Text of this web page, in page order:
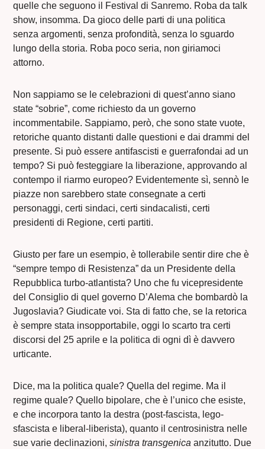
quelle che seguono il Festival di Sanremo. Roba da talk
show, insomma. Da gioco delle parti di una politica
senza argomenti, senza profondità, senza lo sguardo
lungo della storia. Roba poco seria, non giriamoci
attorno.
Non sappiamo se le celebrazioni di quest’anno siano
state “sobrie”, come richiesto da un governo
incommentabile. Sappiamo, però, che sono state vuote,
retoriche quanto distanti dalle questioni e dai drammi del
presente. Si può essere antifascisti e guerrafondai ad un
tempo? Si può festeggiare la liberazione, approvando al
contempo il riarmo europeo? Evidentemente sì, sennò le
piazze non sarebbero state consegnate a certi
personaggi, certi sindaci, certi sindacalisti, certi
presidenti di Regione, certi partiti.
Giusto per fare un esempio, è tollerabile sentir dire che è
“sempre tempo di Resistenza” da un Presidente della
Repubblica turbo-atlantista? Uno che fu vicepresidente
del Consiglio di quel governo D’Alema che bombardò la
Jugoslavia? Giudicate voi. Sta di fatto che, se la retorica
è sempre stata insopportabile, oggi lo scarto tra certi
discorsi del 25 aprile e la politica di ogni dì è davvero
urticante.
Dice, ma la politica quale? Quella del regime. Ma il
regime quale? Quello bipolare, che è l’unico che esiste,
e che incorpora tanto la destra (post-fascista, lego-
sfascista e liberal-liberista), quanto il centrosinistra nelle
sue varie declinazioni,sinistra transgenica anzitutto. Due